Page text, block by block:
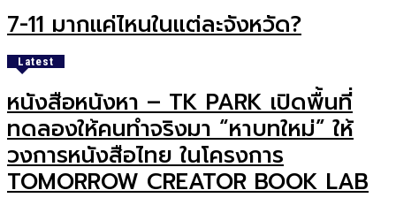
7-11 มากแค่ไหนในแต่ละจังหวัด?
Latest
หนังสือหนังหา – TK PARK เปิดพื้นที่
ทดลองให้คนทำจริงมา “หาบทใหม่” ให้
วงการหนังสือไทย ในโครงการ
TOMORROW CREATOR BOOK LAB